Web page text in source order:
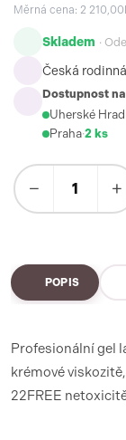
Měrná cena: 2
Skladem ·
Česká
Dostupnost
Uherské
Praha·2 ks
− +
POPIS
Profesionální gel
krémové
22FREE